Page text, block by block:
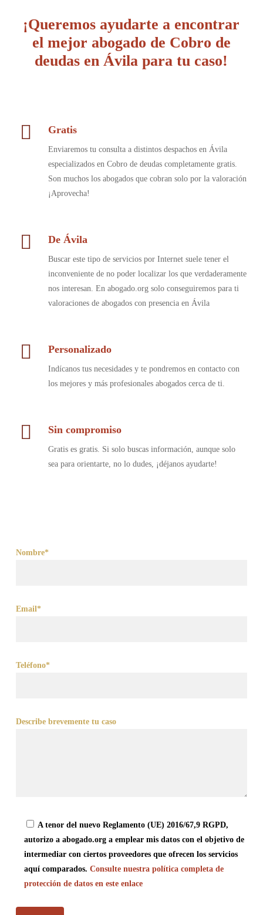
¡Queremos ayudarte a encontrar
el mejor abogado de Cobro de
deudas en Ávila para tu caso!
Gratis
Enviaremos tu consulta a distintos despachos en Ávila
especializados en Cobro de deudas completamente gratis.
Son muchos los abogados que cobran solo por la valoración
¡Aprovecha!
De Ávila
Buscar este tipo de servicios por Internet suele tener el
inconveniente de no poder localizar los que verdaderamente
nos interesan. En abogado.org solo conseguiremos para ti
valoraciones de abogados con presencia en Ávila
Personalizado
Indícanos tus necesidades y te pondremos en contacto con
los mejores y más profesionales abogados cerca de ti.
Sin compromiso
Gratis es gratis. Si solo buscas información, aunque solo
sea para orientarte, no lo dudes, ¡déjanos ayudarte!
Nombre*
Email*
Teléfono*
Describe brevemente tu caso
A tenor del nuevo Reglamento (UE) 2016/67,9 RGPD,
autorizo a abogado.org a emplear mis datos con el objetivo de
intermediar con ciertos proveedores que ofrecen los servicios
aquí comparados. Consulte nuestra política completa de
protección de datos en este enlace